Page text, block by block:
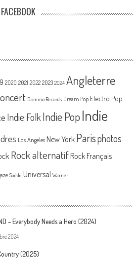
2020 2021 2022 2023 2024 Angleterre
Domino Records Dream Pop Electro Pop
Indie FolkIndie PopIndie
Los Angeles New York Parisphotos
Rock alternatif Rock Français
Suède Universal Warner
– Everybody Needs a Hero (2024)
2024
(2025)